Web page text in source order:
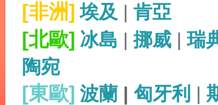
[非洲] 埃及 | 肯亞
[北歐] 冰島 |挪威 |瑞
陶宛
[東歐] 波蘭 | 匈牙利 |